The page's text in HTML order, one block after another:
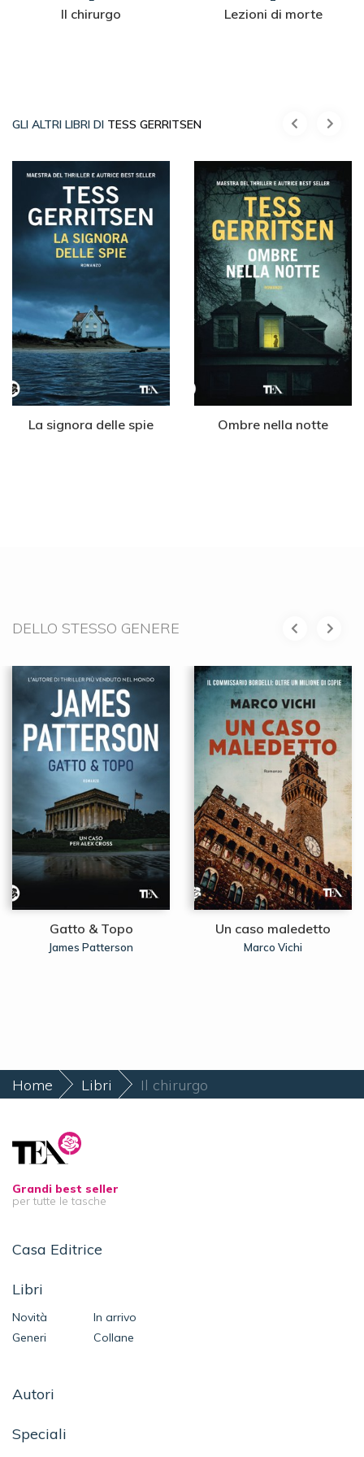
Il chirurgo Lezioni di morte
GLI ALTRI LIBRI DI TESS GERRITSEN
La signora delle spie Ombre nella notte
DELLO STESSO GENERE
Gatto & Topo
James Patterson
Un caso maledetto
Marco Vichi
Home Libri Il chirurgo
Grandi best seller
per tutte le tasche
Casa Editrice
Libri
Novità
In arrivo
Generi
Collane
Autori
Speciali